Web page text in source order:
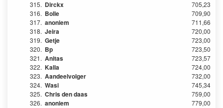
315. Dirckx
705,23
316. Bolle
709,90
317. anoniem
711,66
318. Jeira
720,00
319. Getje
723,00
320. Bp
723,50
321. Anitas
723,57
322. Kalla
724,00
323. Aandeelvolger
732,00
324. Wasi
745,34
325. Chris den daas
759,00
326. anoniem 779,00